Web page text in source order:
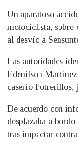
Un aparatoso
motociclista, sobre
al desvío a
Las autoridades
Edenilson
caserío Potrerillos,
De acuerdo con
desplazaba a
tras impactar